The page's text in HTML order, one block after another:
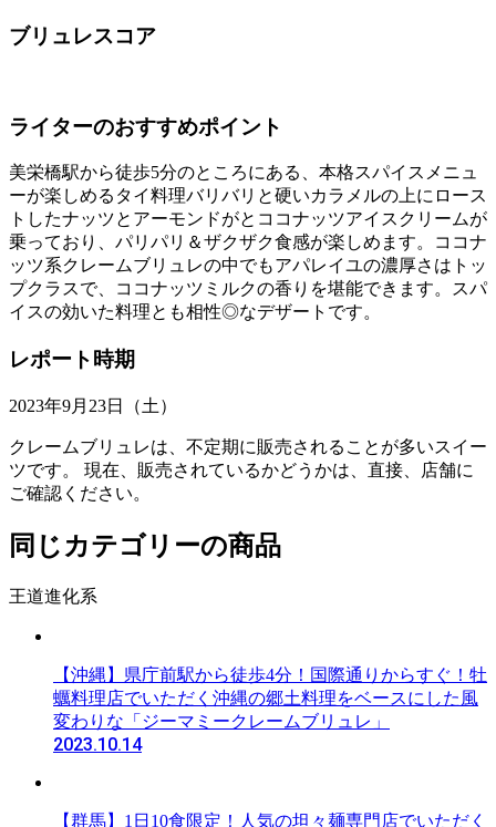
ブリュレスコア
ライターのおすすめポイント
美栄橋駅から徒歩5分のところにある、本格スパイスメニュ
ーが楽しめるタイ料理バリバリと硬いカラメルの上にロース
トしたナッツとアーモンドがとココナッツアイスクリームが
乗っており、パリパリ＆ザクザク食感が楽しめます。ココナ
ッツ系クレームブリュレの中でもアパレイユの濃厚さはトッ
プクラスで、ココナッツミルクの香りを堪能できます。スパ
イスの効いた料理とも相性◎なデザートです。
レポート時期
2023年9月23日（土）
クレームブリュレは、不定期に販売されることが多いスイー
ツです。 現在、販売されているかどうかは、直接、店舗に
ご確認ください。
同じカテゴリーの商品
王道進化系
【沖縄】県庁前駅から徒歩4分！国際通りからすぐ！牡
蠣料理店でいただく沖縄の郷土料理をベースにした風
変わりな「ジーマミークレームブリュレ」
2023.10.14
【群馬】1日10食限定！人気の坦々麺専門店でいただく